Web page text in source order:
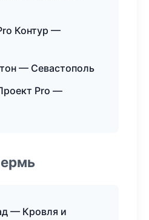
Контур —
— Севастополь
Pro —
— Кровля и